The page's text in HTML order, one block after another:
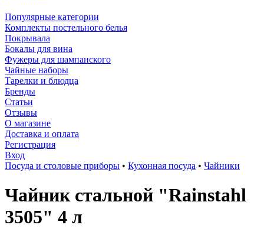
Популярные категории
Комплекты постельного белья
Покрывала
Бокалы для вина
Фужеры для шампанского
Чайные наборы
Тарелки и блюдца
Бренды
Статьи
Отзывы
О магазине
Доставка и оплата
Регистрация
Вход
Посуда и столовые приборы • Кухонная посуда • Чайники
Чайник стальной "Rainstahl
3505" 4 л